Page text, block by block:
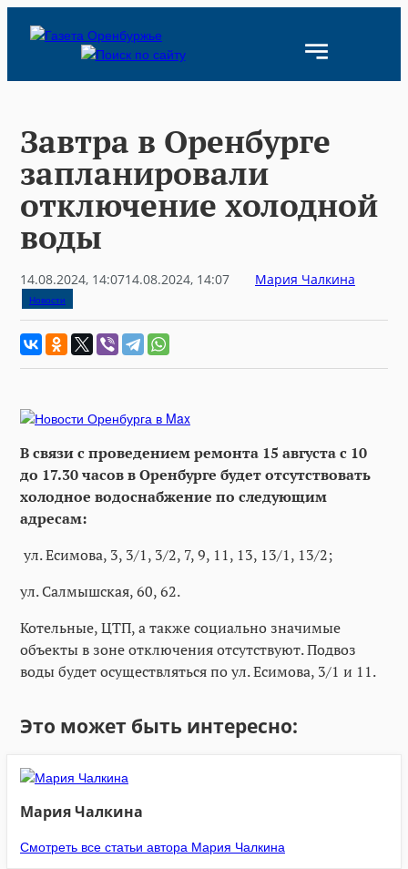
Завтра в Оренбурге
запланировали
отключение холодной
воды
14.08.2024, 14:0714.08.2024, 14:07 Мария Чалкина
Новости
В связи с проведением ремонта 15 августа с 10
до 17.30 часов в Оренбурге будет отсутствовать
холодное водоснабжение по следующим
адресам:
ул. Есимова, 3, 3/1, 3/2, 7, 9, 11, 13, 13/1, 13/2;
ул. Салмышская, 60, 62.
Котельные, ЦТП, а также социально значимые
объекты в зоне отключения отсутствуют. Подвоз
воды будет осуществляться по ул. Есимова, 3/1 и 11.
Это может быть интересно:
Мария Чалкина
Смотреть все статьи автора Мария Чалкина